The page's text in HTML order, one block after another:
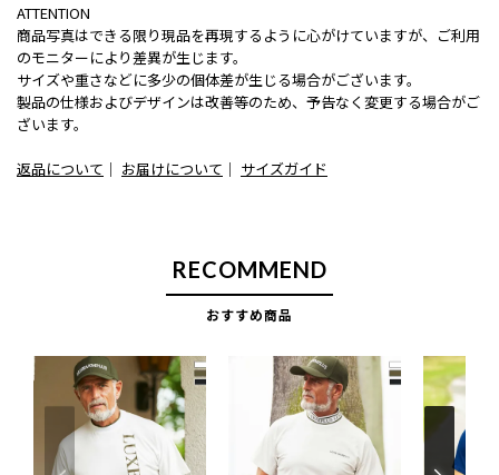
ATTENTION
商品写真はできる限り現品を再現するように心がけていますが、ご利用
のモニターにより差異が生じます。
サイズや重さなどに多少の個体差が生じる場合がございます。
製品の仕様およびデザインは改善等のため、予告なく変更する場合がご
ざいます。
返品について ｜ お届けについて ｜ サイズガイド
RECOMMEND
おすすめ商品